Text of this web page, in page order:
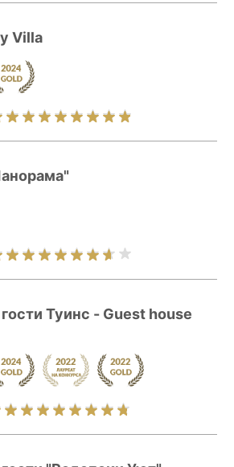
Villa
Туинс - Guest house